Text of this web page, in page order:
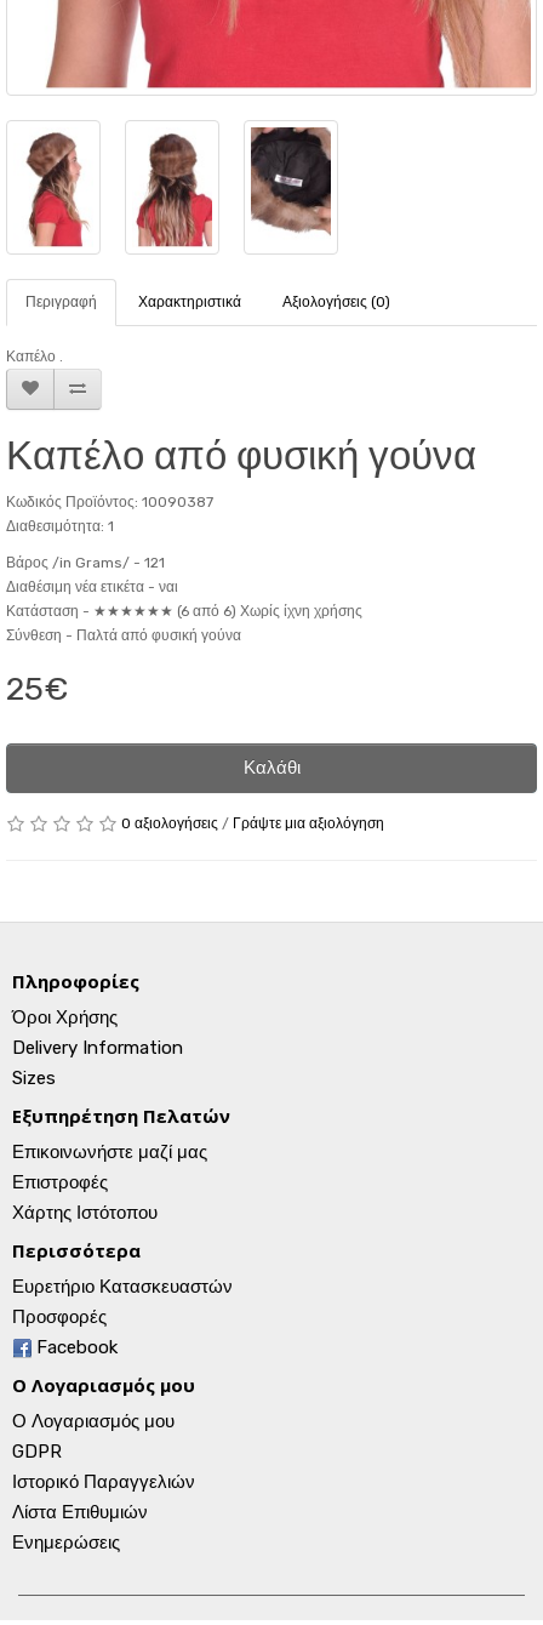
Περιγραφή Χαρακτηριστικά Αξιολογήσεις (0)
Καπέλο .
Καπέλο από φυσική γούνα
Κωδικός Προϊόντος: 10090387
Διαθεσιμότητα: 1
Βάρος /in Grams/ - 121
Διαθέσιμη νέα ετικέτα - ναι
Κατάσταση - ★★★★★★ (6 από 6) Χωρίς ίχνη χρήσης
Σύνθεση - Παλτά από φυσική γούνα
25€
Καλάθι
0 αξιολογήσεις / Γράψτε μια αξιολόγηση
Πληροφορίες
Όροι Χρήσης
Delivery Information
Sizes
Εξυπηρέτηση Πελατών
Επικοινωνήστε μαζί μας
Επιστροφές
Χάρτης Ιστότοπου
Περισσότερα
Ευρετήριο Κατασκευαστών
Προσφορές
Facebook
Ο Λογαριασμός μου
Ο Λογαριασμός μου
GDPR
Ιστορικό Παραγγελιών
Λίστα Επιθυμιών
Ενημερώσεις